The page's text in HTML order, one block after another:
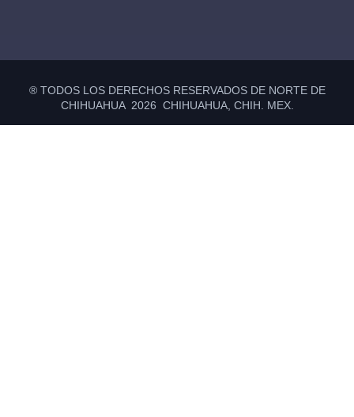
® TODOS LOS DERECHOS RESERVADOS DE NORTE DE
CHIHUAHUA 2026 CHIHUAHUA, CHIH. MEX.